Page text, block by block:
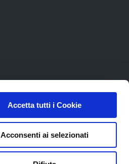
Accetta tutti i Cookie
Acconsenti ai selezionati